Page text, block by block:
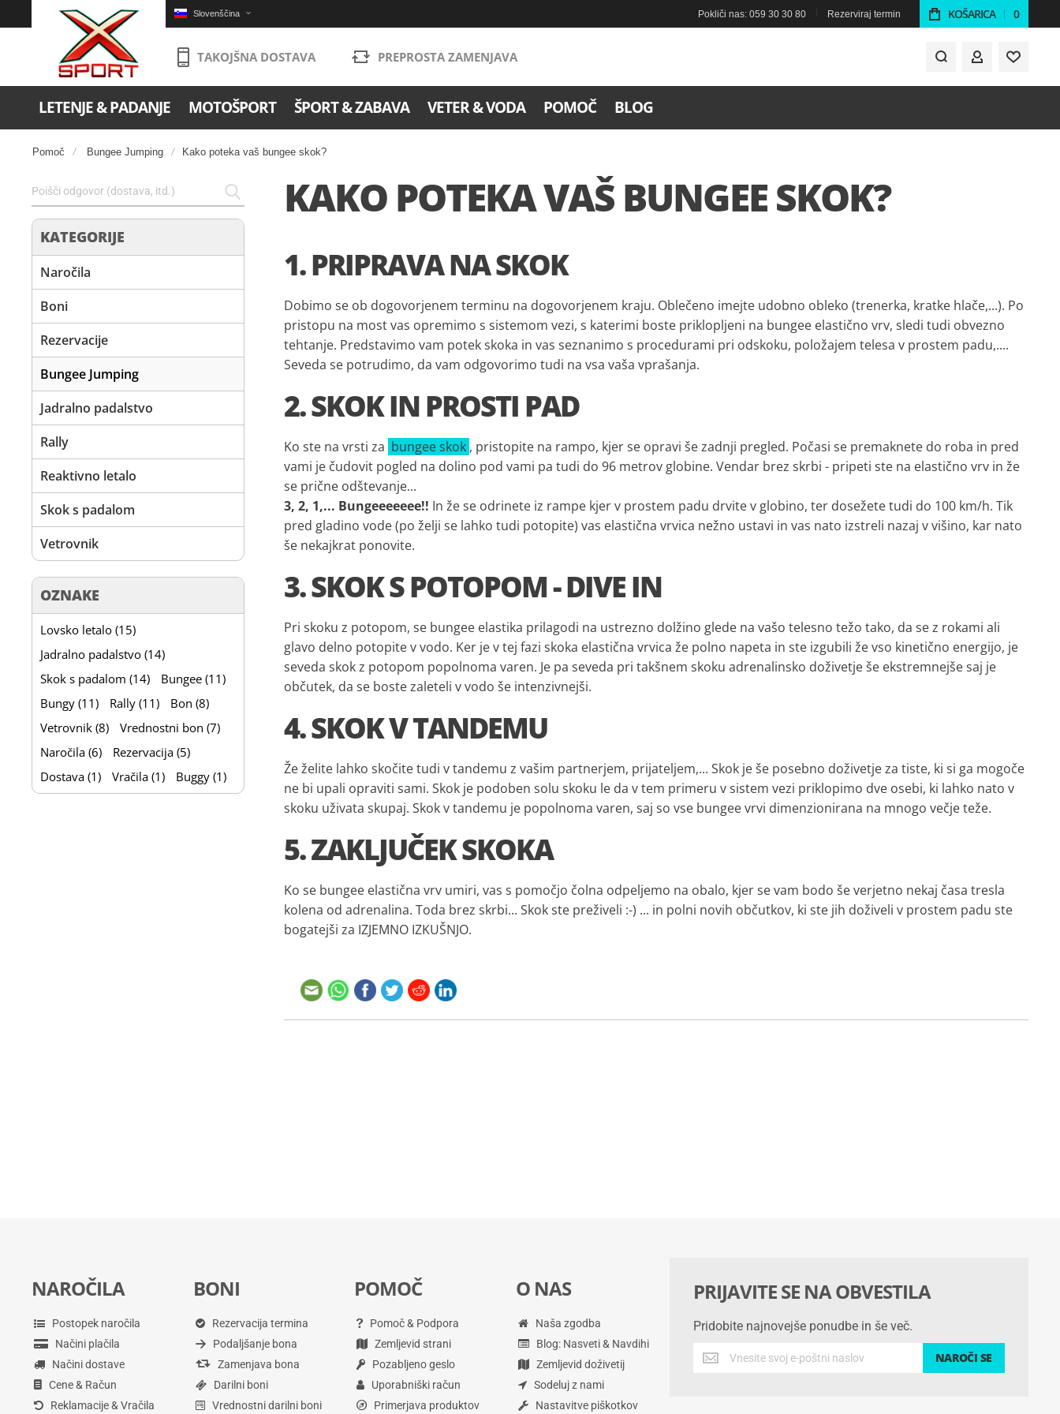
Slovenščina Pokliči nas: 059 30 30 80 Rezerviraj termin KOŠARICA 0
TAKOJŠNA DOSTAVA PREPROSTA ZAMENJAVA MOJ RAČUN
LETENJE & PADANJE MOTOŠPORT ŠPORT & ZABAVA VETER & VODA POMOČ BLOG
Pomoč Bungee Jumping Kako poteka vaš bungee skok?
KAKO POTEKA VAŠ BUNGEE SKOK?
1. PRIPRAVA NA SKOK
Dobimo se ob dogovorjenem terminu na dogovorjenem kraju. Oblečeno imejte udobno obleko (trenerka, kratke hlače,...). Po
pristopu na most vas opremimo s sistemom vezi, s katerimi boste priklopljeni na bungee elastično vrv, sledi tudi obvezno
tehtanje. Predstavimo vam potek skoka in vas seznanimo s procedurami pri odskoku, položajem telesa v prostem padu,....
Seveda se potrudimo, da vam odgovorimo tudi na vsa vaša vprašanja.
2. SKOK IN PROSTI PAD
Ko ste na vrsti za bungee skok , pristopite na rampo, kjer se opravi še zadnji pregled. Počasi se premaknete do roba in pred
vami je čudovit pogled na dolino pod vami pa tudi do 96 metrov globine. Vendar brez skrbi - pripeti ste na elastično vrv in že
se prične odštevanje...
3, 2, 1,... Bungeeeeeee!! In že se odrinete iz rampe kjer v prostem padu drvite v globino, ter dosežete tudi do 100 km/h. Tik
pred gladino vode (po želji se lahko tudi potopite) vas elastična vrvica nežno ustavi in vas nato izstreli nazaj v višino, kar nato
še nekajkrat ponovite.
3. SKOK S POTOPOM - DIVE IN
Pri skoku z potopom, se bungee elastika prilagodi na ustrezno dolžino glede na vašo telesno težo tako, da se z rokami ali
glavo delno potopite v vodo. Ker je v tej fazi skoka elastična vrvica že polno napeta in ste izgubili že vso kinetično energijo, je
seveda skok z potopom popolnoma varen. Je pa seveda pri takšnem skoku adrenalinsko doživetje še ekstremnejše saj je
občutek, da se boste zaleteli v vodo še intenzivnejši.
4. SKOK V TANDEMU
Že želite lahko skočite tudi v tandemu z vašim partnerjem, prijateljem,... Skok je še posebno doživetje za tiste, ki si ga mogoče
ne bi upali opraviti sami. Skok je podoben solu skoku le da v tem primeru v sistem vezi priklopimo dve osebi, ki lahko nato v
skoku uživata skupaj. Skok v tandemu je popolnoma varen, saj so vse bungee vrvi dimenzionirana na mnogo večje teže.
5. ZAKLJUČEK SKOKA
Ko se bungee elastična vrv umiri, vas s pomočjo čolna odpeljemo na obalo, kjer se vam bodo še verjetno nekaj časa tresla
kolena od adrenalina. Toda brez skrbi... Skok ste preživeli :-) ... in polni novih občutkov, ki ste jih doživeli v prostem padu ste
bogatejši za IZJEMNO IZKUŠNJO.
KATEGORIJE
Naročila
Boni
Rezervacije
Bungee Jumping
Jadralno padalstvo
Rally
Reaktivno letalo
Skok s padalom
Vetrovnik
OZNAKE
Lovsko letalo (15)
Jadralno padalstvo (14)
Skok s padalom (14)
Bungee (11)
Bungy (11)
Rally (11)
Bon (8)
Vetrovnik (8)
Vrednostni bon (7)
Naročila (6)
Rezervacija (5)
Dostava (1)
Vračila (1) Buggy (1)
PRIJAVITE SE NA OBVESTILA
Pridobite najnovejše ponudbe in še več.
Pridobite
najnovejše
NAROČI SE
NAROČILA
Postopek naročila
Načini plačila
Načini dostave
Cene & Račun
Reklamacije & Vračila
BONI
Rezervacija termina
Podaljšanje bona
Zamenjava bona
Darilni boni
Vrednostni darilni boni
POMOČ
Pomoč & Podpora
Zemljevid strani
Pozabljeno geslo
Uporabniški račun
Primerjava produktov
O NAS
Naša zgodba
Blog: Nasveti & Navdihi
Zemljevid doživetij
Sodeluj z nami
Nastavitve piškotkov